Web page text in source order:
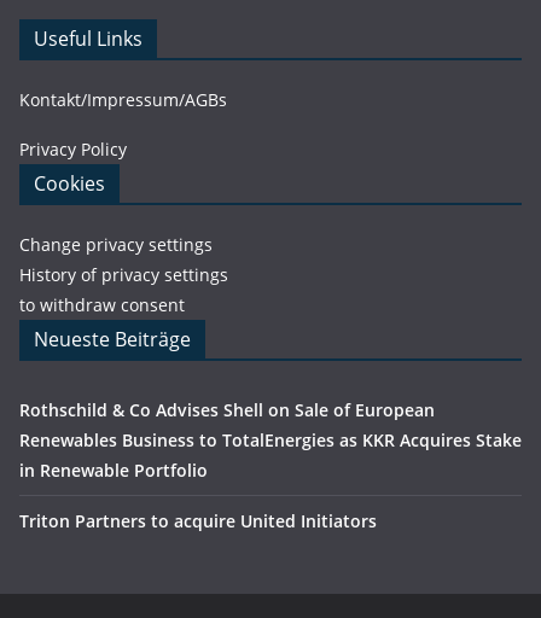
Useful Links
Kontakt/Impressum/AGBs
Privacy Policy
Cookies
Change privacy settings
History of privacy settings
to withdraw consent
Neueste Beiträge
Rothschild & Co Advises Shell on Sale of European
Renewables Business to TotalEnergies as KKR Acquires Stake
in Renewable Portfolio
Triton Partners to acquire United Initiators